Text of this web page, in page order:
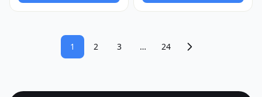
1 2 3 … 24